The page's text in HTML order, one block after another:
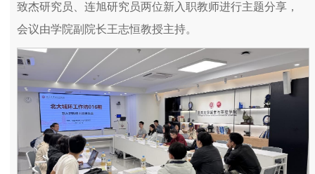
致杰研究员、连旭研究员两位新入职教师进行主题分享，
会议由学院副院长王志恒教授主持。